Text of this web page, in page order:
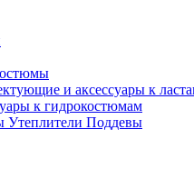
и аксессуары к
к гидрокостюмам
Утеплители Поддевы